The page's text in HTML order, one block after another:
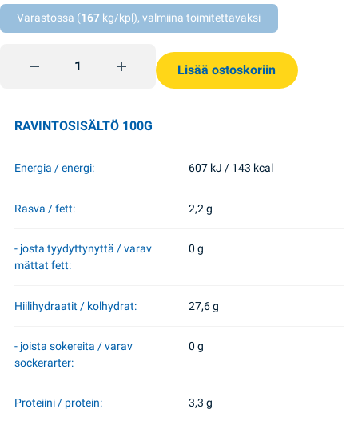
Varastossa (167 kg/kpl), valmiina toimitettavaksi
Jauhettu kaneli 15g TsvitAromat quantity
Lisää ostoskoriin
RAVINTOSISÄLTÖ 100G
Energia / energi: 607 kJ / 143 kcal
Rasva / fett: 2,2 g
- josta tyydyttynyttä / varav
mättat fett:
0 g
Hiilihydraatit / kolhydrat: 27,6 g
- joista sokereita / varav
sockerarter:
0 g
Proteiini / protein: 3,3 g